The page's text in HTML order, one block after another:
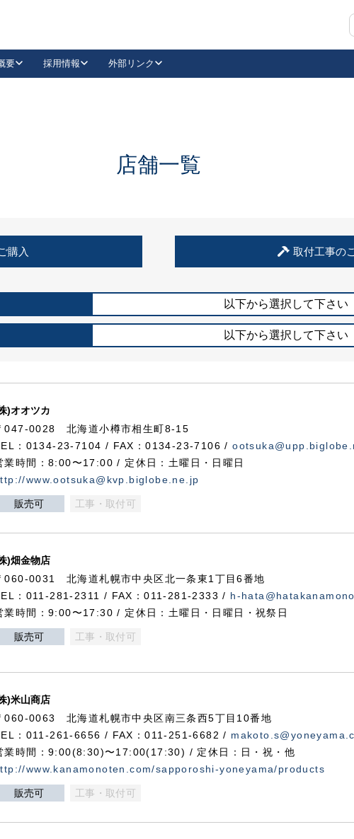
抗ウイルス・抗菌製品
要 採用情報 外部リンク
LinkedIn
住宅使用部材標準化推進協議会
店舗一覧
購入 取付工事の
以下から選択して下さい
以下から選択して下さい
)オオツカ
047-0028 北海道小樽市相生町8-15
：0134-23-7104 / FAX：0134-23-7106 /
業時間：8:00〜17:00 / 定休日：土曜日・日曜日
www.ootsuka@kvp.biglobe.ne.jp
販売可 工事・取付可
)畑金物店
060-0031 北海道札幌市中央区北一条東1丁目6番地
：011-281-2311 / FAX：011-281-2333 / h-
業時間：9:00〜17:30 / 定休日：土曜日・日曜日・祝祭日
販売可 工事・取付可
)米山商店
060-0063 北海道札幌市中央区南三条西5丁目10番地
：011-261-6656 / FAX：011-251-6682 /
業時間：9:00(8:30)〜17:00(17:30) / 定休日：日・祝・他
www.kanamonoten.com/sapporoshi-yoneyama/products
販売可 工事・取付可